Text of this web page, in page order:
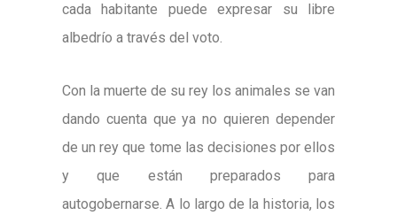
cada habitante puede expresar su libre
albedrío a través del voto.
Con la muerte de su rey los animales se van
dando cuenta que ya no quieren depender
de un rey que tome las decisiones por ellos
y que están preparados para
autogobernarse. A lo largo de la historia, los